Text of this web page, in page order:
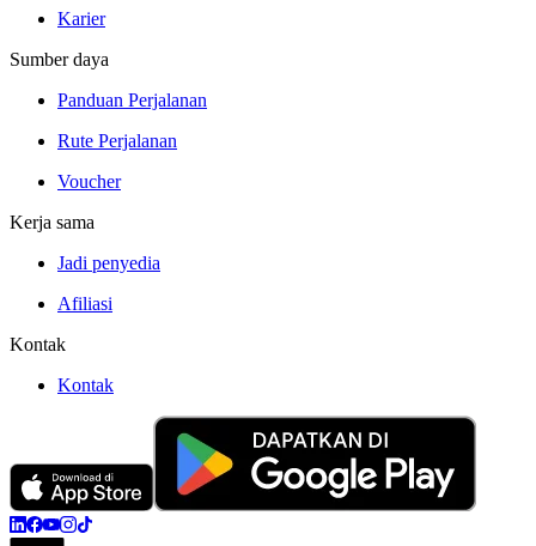
Karier
Sumber daya
Panduan Perjalanan
Rute Perjalanan
Voucher
Kerja sama
Jadi penyedia
Afiliasi
Kontak
Kontak